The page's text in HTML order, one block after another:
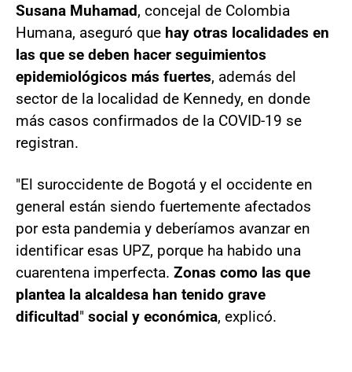
Susana Muhamad, concejal de Colombia
Humana, aseguró que hay otras localidades en
las que se deben hacer seguimientos
epidemiológicos más fuertes, además del
sector de la localidad de Kennedy, en donde
más casos confirmados de la COVID-19 se
registran.
"El suroccidente de Bogotá y el occidente en
general están siendo fuertemente afectados
por esta pandemia y deberíamos avanzar en
identificar esas UPZ, porque ha habido una
cuarentena imperfecta. Zonas como las que
plantea la alcaldesa han tenido grave
dificultad" social y económica, explicó.